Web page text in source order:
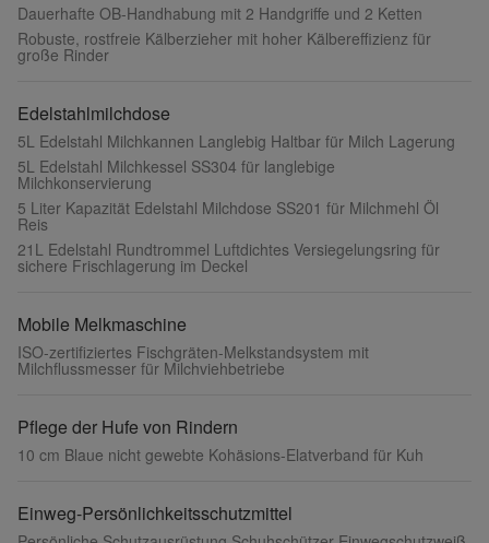
Dauerhafte OB-Handhabung mit 2 Handgriffe und 2 Ketten
Robuste, rostfreie Kälberzieher mit hoher Kälbereffizienz für
große Rinder
Edelstahlmilchdose
5L Edelstahl Milchkannen Langlebig Haltbar für Milch Lagerung
5L Edelstahl Milchkessel SS304 für langlebige
Milchkonservierung
5 Liter Kapazität Edelstahl Milchdose SS201 für Milchmehl Öl
Reis
21L Edelstahl Rundtrommel Luftdichtes Versiegelungsring für
sichere Frischlagerung im Deckel
Mobile Melkmaschine
ISO-zertifiziertes Fischgräten-Melkstandsystem mit
Milchflussmesser für Milchviehbetriebe
Pflege der Hufe von Rindern
10 cm Blaue nicht gewebte Kohäsions-Elatverband für Kuh
Einweg-Persönlichkeitsschutzmittel